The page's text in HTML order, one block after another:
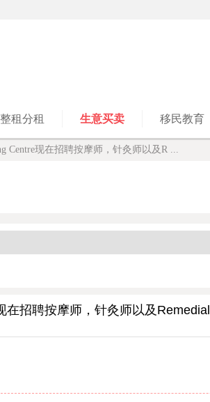
整租分租 生意买卖 移民教育
Centre现在招聘按摩师，针灸师以及R ...
在招聘按摩师，针灸师以及Remedial